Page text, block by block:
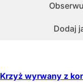
Dodaj
Krzyż wyrwany z